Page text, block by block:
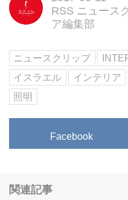
し
稿 -
イ
ー
な
っ
RSS ニュース
ア編集部
ニュースクリップ
イスラエル
インテリア
照明
Facebook
関連記事